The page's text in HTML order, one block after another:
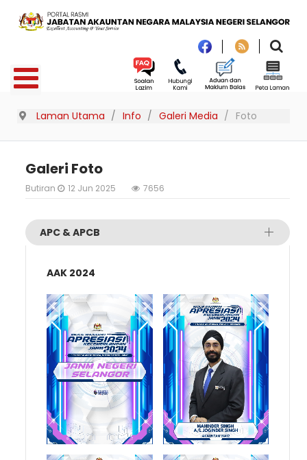
Laman Utama Info Galeri Media Foto
Galeri Foto
Butiran 12 Jun 2025 7656
APC & APCB
AAK 2024